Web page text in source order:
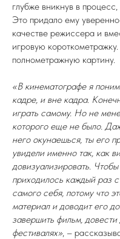
глубже вникнув в
Это придало ему
качестве режиссера и
игровую
полнометражную картину.
«В кинематографе я
кадре, и вне кадра.
играть самому. Но не
которого еще не было.
него окунаешься, ты его
увидели именно так, как
довизуализировать.
приходилось каждый раз
самого себя, потому что
материал и доводит его
завершить фильм, довести
фестивалях», –